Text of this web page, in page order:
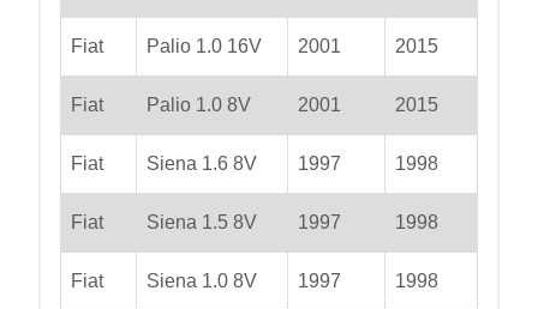
Fiat Palio 1.0 16V 2001 2015
Fiat Palio 1.0 8V 2001 2015
Fiat Siena 1.6 8V 1997 1998
Fiat Siena 1.5 8V 1997 1998
Fiat Siena 1.0 8V 1997 1998